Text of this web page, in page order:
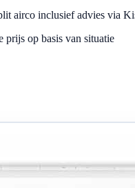
airco inclusief advies via
prijs op basis van situatie